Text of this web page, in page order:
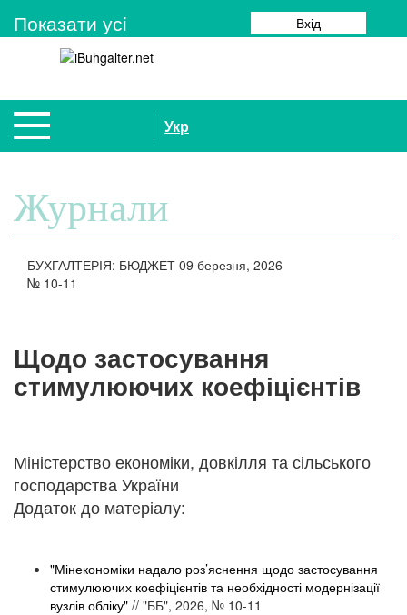
Показати усi Вхід
Укр
Журнали
БУХГАЛТЕРІЯ: БЮДЖЕТ 09 березня, 2026
№ 10-11
Щодо застосування
стимулюючих коефіцієнтів
Міністерство економіки, довкілля та сільського
господарства України
​Додаток до матеріалу:
"Мінекономіки надало роз’яснення щодо застосування
стимулюючих коефіцієнтів та необхідності модернізації
вузлів обліку" // "ББ", 2026, № 10-11